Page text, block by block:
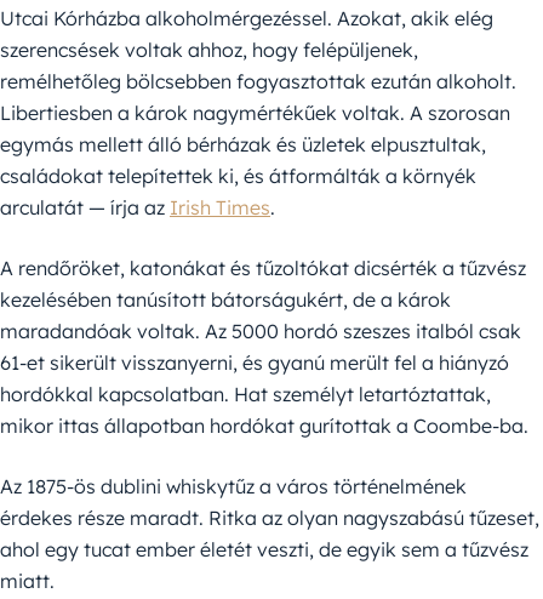
Utcai Kórházba alkoholmérgezéssel. Azokat, akik elég
szerencsések voltak ahhoz, hogy felépüljenek,
remélhetőleg bölcsebben fogyasztottak ezután alkoholt.
Libertiesben a károk nagymértékűek voltak. A szorosan
egymás mellett álló bérházak és üzletek elpusztultak,
családokat telepítettek ki, és átformálták a környék
arculatát — írja az Irish Times.
A rendőröket, katonákat és tűzoltókat dicsérték a tűzvész
kezelésében tanúsított bátorságukért, de a károk
maradandóak voltak. Az 5000 hordó szeszes italból csak
61-et sikerült visszanyerni, és gyanú merült fel a hiányzó
hordókkal kapcsolatban. Hat személyt letartóztattak,
mikor ittas állapotban hordókat gurítottak a Coombe-ba.
Az 1875-ös dublini whiskytűz a város történelmének
érdekes része maradt. Ritka az olyan nagyszabású tűzeset,
ahol egy tucat ember életét veszti, de egyik sem a tűzvész
miatt.